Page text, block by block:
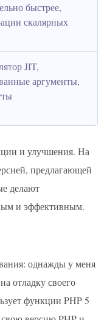
быстрее,
скалярных
JIT,
аргументы,
и улучшения. На
предлагающей
делают
и эффективным.
однажды у меня
отладку своего
функции PHP 5